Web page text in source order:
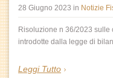
28 Giugno 2023 in Notizie
Risoluzione n 36/2023 sulle
introdotte dalla legge di
Leggi Tutto